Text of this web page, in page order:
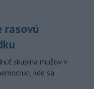
rasovú
skupina mužov v
kde sa